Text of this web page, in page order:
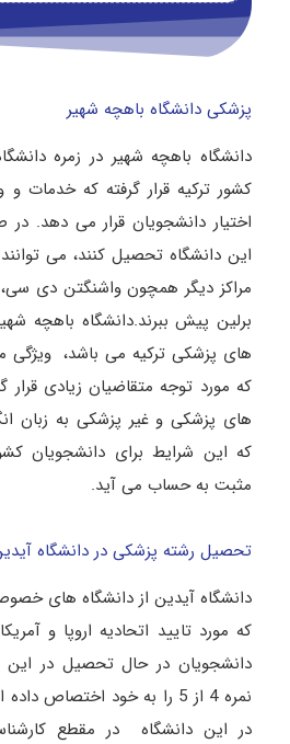
پزشکی دانشگاه باهچه شهیر
دانشگاه باهچه شهیر در زمره
کشور ترکیه قرار گرفته که خدمات
اختیار دانشجویان قرار می‌ دهد.
این دانشگاه تحصیل کنند، می‌
مراکز دیگر همچون واشنگتن دی سی،
برلین پیش ببرند.دانشگاه باهچه
های پزشکی ترکیه می باشد، ویژگی
که مورد توجه متقاضیان زیادی
های پزشکی و غیر پزشکی به زبان
که این شرایط برای دانشجویان
مثبت به حساب می آید.
تحصیل رشته پزشکی در دانشگاه
که مورد تایید اتحادیه اروپا و
نمره 4 از 5 را به خود